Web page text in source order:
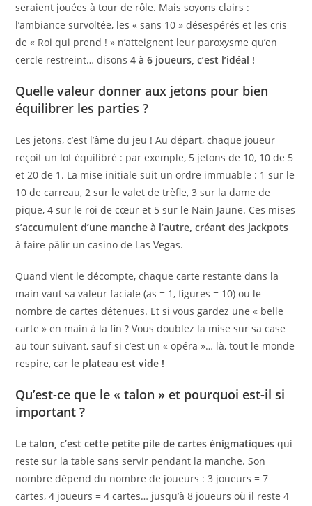
seraient jouées à tour de rôle. Mais soyons clairs :
l’ambiance survoltée, les « sans 10 » désespérés et les cris
de « Roi qui prend ! » n’atteignent leur paroxysme qu’en
cercle restreint… disons4 à 6 joueurs, c’est l’idéal !
Quelle valeur donner aux jetons pour bien
équilibrer les parties ?
Les jetons, c’est l’âme du jeu ! Au départ, chaque joueur
reçoit un lot équilibré : par exemple, 5 jetons de 10, 10 de 5
et 20 de 1. La mise initiale suit un ordre immuable : 1 sur le
10 de carreau, 2 sur le valet de trèfle, 3 sur la dame de
pique, 4 sur le roi de cœur et 5 sur le Nain Jaune. Ces mises
s’accumulent d’une manche à l’autre, créant des jackpots
à faire pâlir un casino de Las Vegas.
Quand vient le décompte, chaque carte restante dans la
main vaut sa valeur faciale (as = 1, figures = 10) ou le
nombre de cartes détenues. Et si vous gardez une « belle
carte » en main à la fin ? Vous doublez la mise sur sa case
au tour suivant, sauf si c’est un « opéra »… là, tout le monde
respire, car le plateau est vide !
Qu’est-ce que le « talon » et pourquoi est-il si
important ?
Le talon, c’est cette petite pile de cartes énigmatiques qui
reste sur la table sans servir pendant la manche. Son
nombre dépend du nombre de joueurs : 3 joueurs = 7
cartes, 4 joueurs = 4 cartes… jusqu’à 8 joueurs où il reste 4